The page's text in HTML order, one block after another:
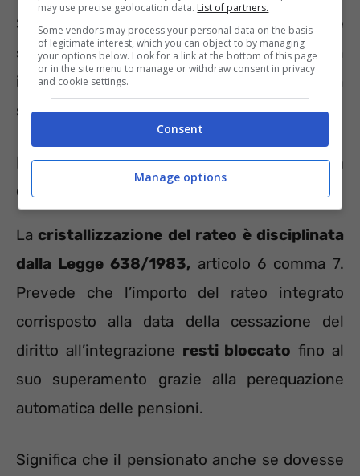
Se nel corso dell’anno il pensionato dovesse
superare l’importo allora l’INPS procederà con
il recupero delle somme erogate ma non
spettanti.
Ecco che interviene la
cristallizzazione
La cristallizzazione del rateo è disciplinata
dalla Legge 638/1983,articolo 6 comma 7.
Prevede che l’importo del rateo integrato
corrisposto alla data della cessazione del
diritto all’integrazione resti bloccato fino al
suo superamento grazie alla perequazione
automatica delle pensioni.
Significa che il pensionato anche se dovesse
may use precise geolocation data. List of partners.
Some vendors may process your personal data on the basis
of legitimate interest, which you can object to by managing
your options below. Look for a link at the bottom of this page
or in the site menu to manage or withdraw consent in privacy
and cookie settings.
Consent
Manage options